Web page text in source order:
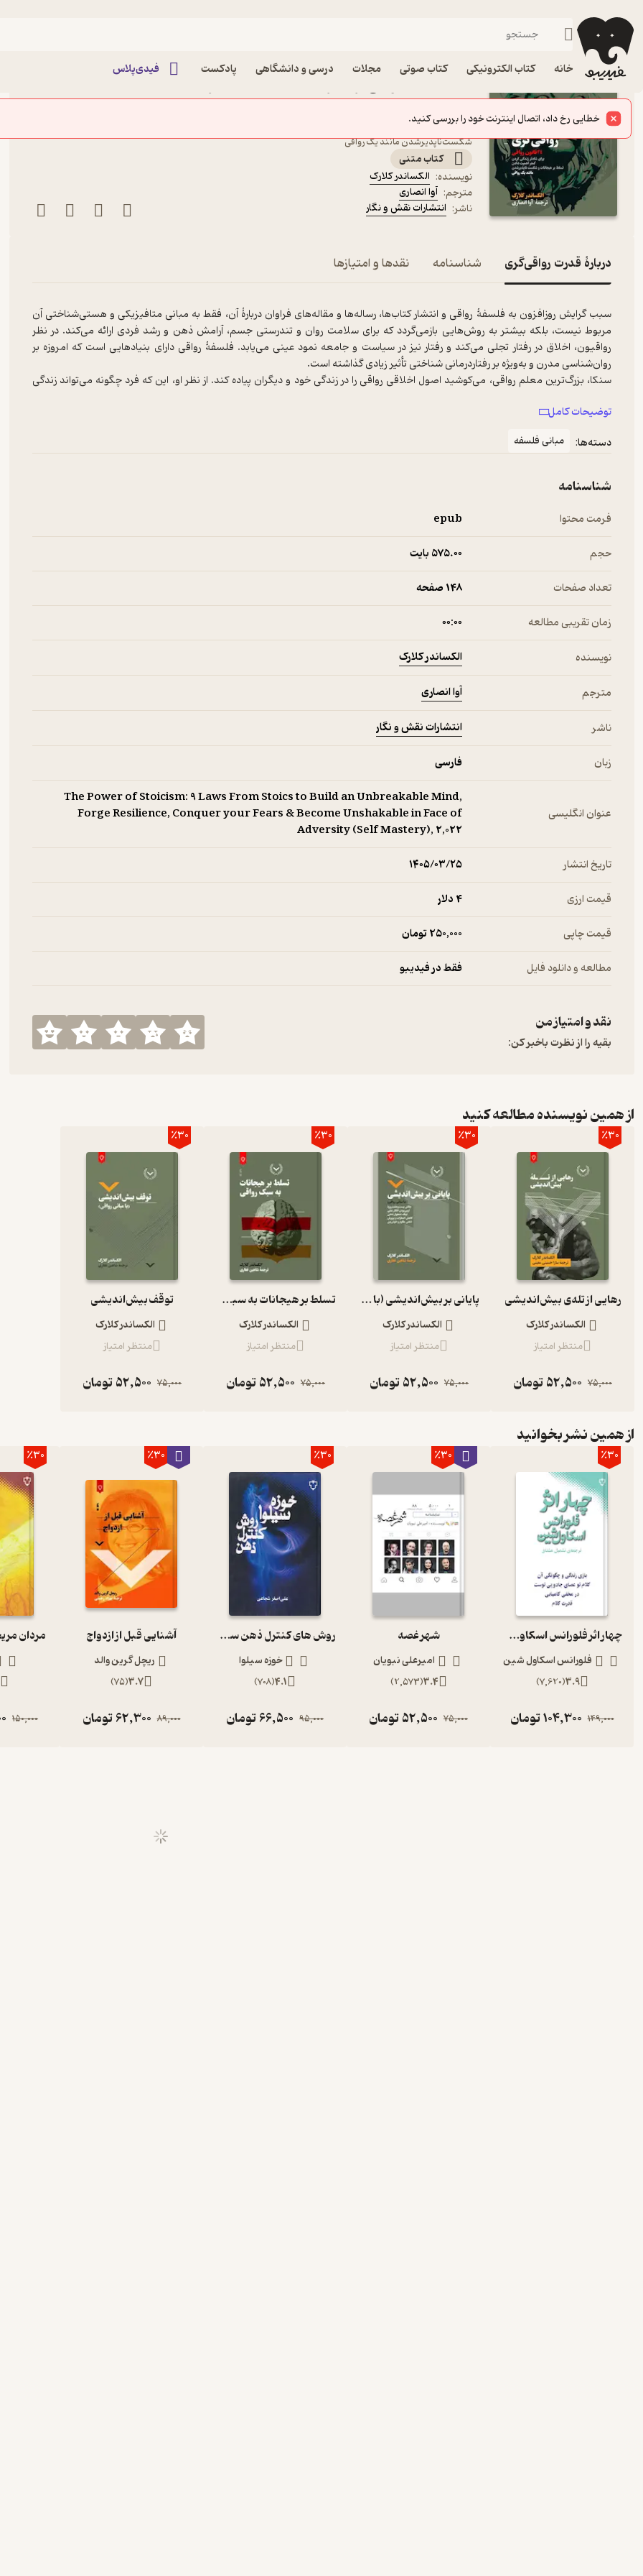
خانه کتاب الکترونیکی کتاب صوتی مجلات درسی و دانشگاهی پادکست فیدی‌پلاس
فیدیبو کتاب الکترونیکی
انتشارات نقش و نگار
۲۴ قانون رواقی برای شادتر زندگی‌کردن، کمتر اهمیت‌دادن، تسلط بر هیجانات و
شکست‌ناپذیرشدن مانند یک رواقی
کتاب متنی
نویسنده: الکساندر کلارک
مترجم: آوا انصاری
ناشر: انتشارات نقش و نگار
دربارۀ قدرت رواقی‌گری شناسنامه نقدها و امتیازها
سبب گرایش روزافزون به فلسفۀ رواقی و انتشار کتاب‌ها، رساله‌ها و مقاله‌های فراوان دربارۀ آن، فقط به مبانی متافیزیکی و هستی‌شناختی آن
مربوط نیست، بلکه بیشتر به روش‌هایی بازمی‌گردد که برای سلامت روان و تندرستی جسم، آرامش ذهن و رشد فردی ارائه می‌کند. در نظر
رواقیون، اخلاق در رفتار تجلی می‌کند و رفتار نیز در سیاست و جامعه نمود عینی می‌یابد. فلسفۀ رواقی دارای بنیادهایی است که امروزه بر
روان‌شناسی مدرن و به‌ویژه بر رفتاردرمانی شناختی تأثیر زیادی گذاشته است.
سنکا، بزرگ‌ترین معلم رواقی، می‌کوشید اصول اخلاقی رواقی را در زندگی خود و دیگران پیاده کند. از نظر او، این که فرد چگونه می‌تواند زندگی
قرار می‌دهد. فیلسوفان الهام‌بخش این نوع زندگی هستند که می‌توانند با نرم‌خویی و آرامش شادی‌بخش خود به دیگران انگیزه دهند. رهانیدن
هدف‌های اصلی فلسفۀ اخلاقی و رفتاری اوست.
جنبه‌های مختلف تأثیر سبک‌های رواقی در رفتار فردی و اجتماعی افراد پرداخته است. مجموعۀ پیش‌رو که آن را «روان‌شناسی رواقی» نام نهاده‌ایم،
توضیحات کامل
دسته‌ها:
مبانی فلسفه
شناسنامه
فرمت محتوا epub
حجم 575.۰۰ بایت
تعداد صفحات 148 صفحه
زمان تقریبی مطالعه ۰۰:۰۰
نویسنده الکساندر کلارک
مترجم آوا انصاری
ناشر انتشارات نقش و نگار
زبان فارسی
عنوان انگلیسی
The Power of Stoicism: 9 Laws From Stoics to Build an Unbreakable Mind,
Forge Resilience, Conquer your Fears & Become Unshakable in Face of
Adversity (Self Mastery), 2,022
تاریخ انتشار ۱۴۰۵/۰۳/۲۵
قیمت ارزی 4 دلار
قیمت چاپی 250,000 تومان
مطالعه و دانلود فایل فقط در فیدیبو
نقد و امتیاز من
بقیه را از نظرت باخبر کن:
از همین نویسنده مطالعه کنید
٪30
رهایی از تله‌ی بیش‌اندیشی
الکساندر کلارک
منتظر امتیاز
75,000
52,500تومان
٪30
پایانی بر بیش‌اندیشی (با مبانی رواقی) جلد 7
الکساندر کلارک
منتظر امتیاز
75,000
52,500تومان
٪30
تسلط بر هیجانات به سبک رواقی
الکساندر کلارک
منتظر امتیاز
75,000
52,500تومان
٪30
توقف بیش‌اندیشی
الکساندر کلارک
منتظر امتیاز
75,000
52,500تومان
از همین نشر بخوانید
٪30
چهار اثر فلورانس اسکاول شین
فلورانس اسکاول شین
3.9
(
7,620
)
149,000
104,300تومان
٪30
شهر غصه
امیرعلی نبویان
3.4
(
2,573
)
75,000
52,500تومان
٪30
روش های کنترل ذهن سیلوا
خوزه سیلوا
4.1
(
708
)
95,000
66,500تومان
٪30
آشنایی قبل از ازدواج
ریچل گرین والد
3.7
(
75
)
89,000
62,300تومان
٪30
مردان
150,000